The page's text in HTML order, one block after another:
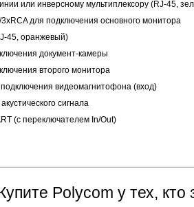
или инверсному мультиплексору (RJ-45,
для подключения основного монитора
45, оранжевый)
документ-камеры
второго монитора
видеомагнитофона (вход)
сигнала
(с переключателем In/Out)
Polycom у тех, кто